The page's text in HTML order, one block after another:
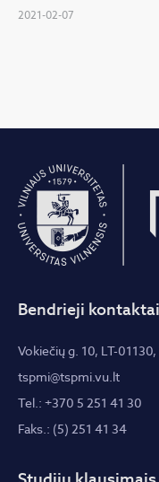
2021-02-07
Bendrieji kontaktai
Vokiečių g. 10, LT-
tspmi@tspmi.vu.lt
Tel.: +370 5 251 41 30
Faks.: (5) 251 41 34